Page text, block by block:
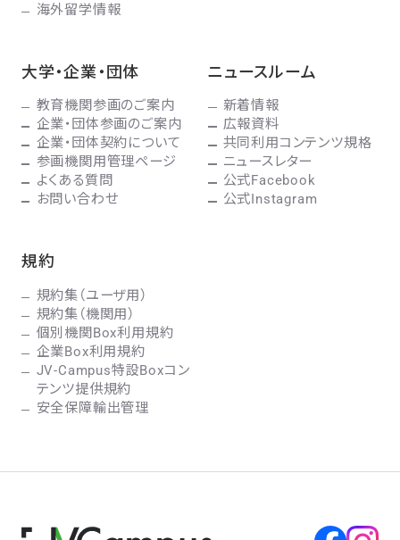
海外留学情報
大学・企業・団体
教育機関参画のご案内
企業・団体参画のご案内
企業・団体契約について
参画機関用管理ページ
よくある質問
お問い合わせ
ニュースルーム
新着情報
広報資料
共同利用コンテンツ規格
ニュースレター
公式Facebook
公式Instagram
規約
規約集（ユーザ用）
規約集（機関用）
個別機関Box利用規約
企業Box利用規約
JV-Campus特設Boxコン
テンツ提供規約
安全保障輸出管理